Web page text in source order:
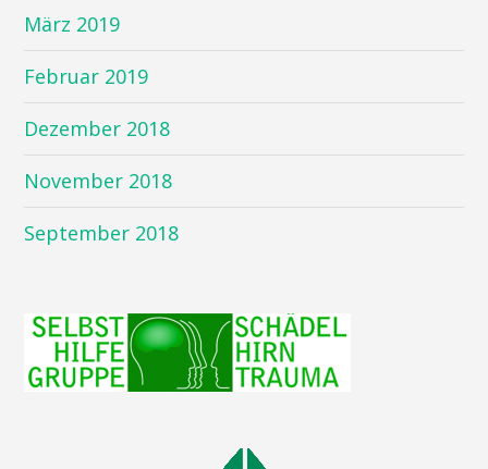
März 2019
Februar 2019
Dezember 2018
November 2018
September 2018